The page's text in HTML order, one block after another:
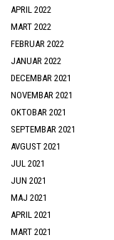
APRIL 2022
MART 2022
FEBRUAR 2022
JANUAR 2022
DECEMBAR 2021
NOVEMBAR 2021
OKTOBAR 2021
SEPTEMBAR 2021
AVGUST 2021
JUL 2021
JUN 2021
MAJ 2021
APRIL 2021
MART 2021